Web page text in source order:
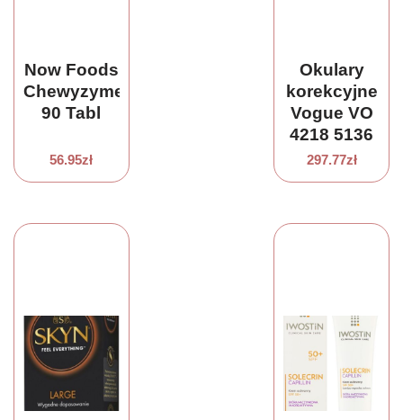
Now Foods
Chewyzymes
90 Tabl
56.95zł
Okulary
korekcyjne
Vogue VO
4218 5136
(69129140)
297.77zł